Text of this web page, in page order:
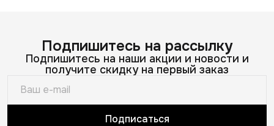
Подпишитесь на рассылку
Подпишитесь на наши акции и новости и
получите скидку на первый заказ
Подписаться